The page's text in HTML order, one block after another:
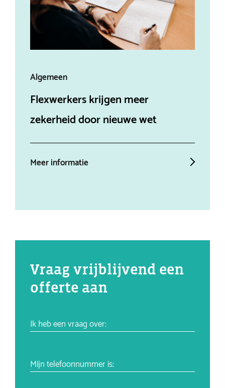
Algemeen
Flexwerkers krijgen meer
zekerheid door nieuwe wet
Meer informatie
Vraag vrijblijvend een
offerte aan
Ik heb een vraag over:
Mijn telefoonnummer is: